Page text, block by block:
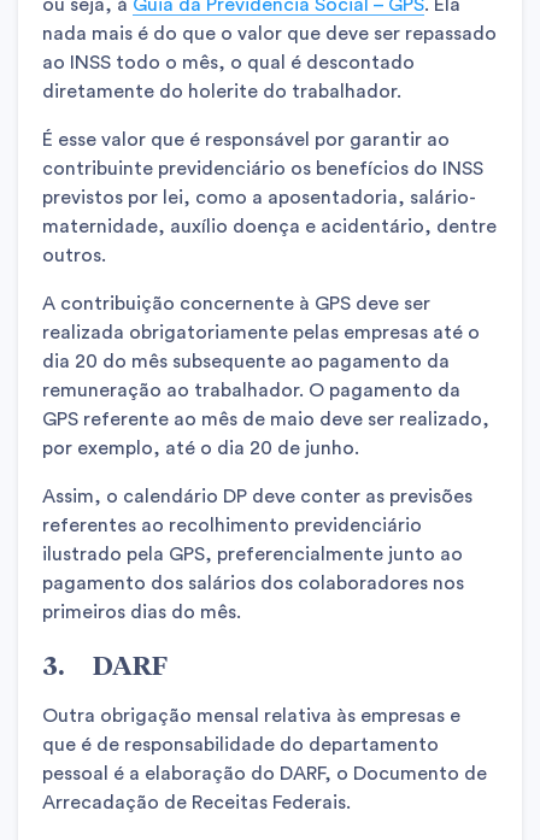
ou seja, à Guia da Previdência Social – GPS. Ela
nada mais é do que o valor que deve ser repassado
ao INSS todo o mês, o qual é descontado
diretamente do holerite do trabalhador.
É esse valor que é responsável por garantir ao
contribuinte previdenciário os benefícios do INSS
previstos por lei, como a aposentadoria, salário-
maternidade, auxílio doença e acidentário, dentre
outros.
A contribuição concernente à GPS deve ser
realizada obrigatoriamente pelas empresas até o
dia 20 do mês subsequente ao pagamento da
remuneração ao trabalhador. O pagamento da
GPS referente ao mês de maio deve ser realizado,
por exemplo, até o dia 20 de junho.
Assim, o calendário DP deve conter as previsões
referentes ao recolhimento previdenciário
ilustrado pela GPS, preferencialmente junto ao
pagamento dos salários dos colaboradores nos
primeiros dias do mês.
3. DARF
Outra obrigação mensal relativa às empresas e
que é de responsabilidade do departamento
pessoal é a elaboração do DARF, o Documento de
Arrecadação de Receitas Federais.